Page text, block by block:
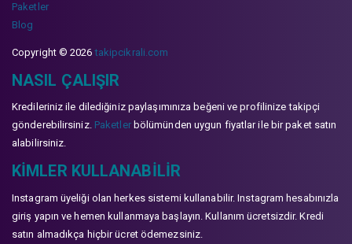
Paketler
Blog
Copyright © 2026takipcikrali.com
NASIL ÇALIŞIR
Kredileriniz ile dilediğiniz paylaşımınıza beğeni ve profilinize takipçi
gönderebilirsiniz. Paketlerbölümünden uygun fiyatlar ile bir paket satın
alabilirsiniz.
KIMLER KULLANABILIR
Instagram üyeliği olan herkes sistemi kullanabilir. Instagram hesabınızla
giriş yapın ve hemen kullanmaya başlayın. Kullanım ücretsizdir. Kredi
satın almadıkça hiçbir ücret ödemezsiniz.